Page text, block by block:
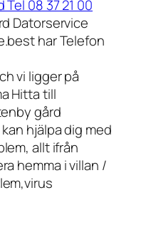
08 37 21 00
Datorservice
har Telefon
vi ligger på
Hitta till
gård
hjälpa dig med
allt ifrån
hemma i villan /